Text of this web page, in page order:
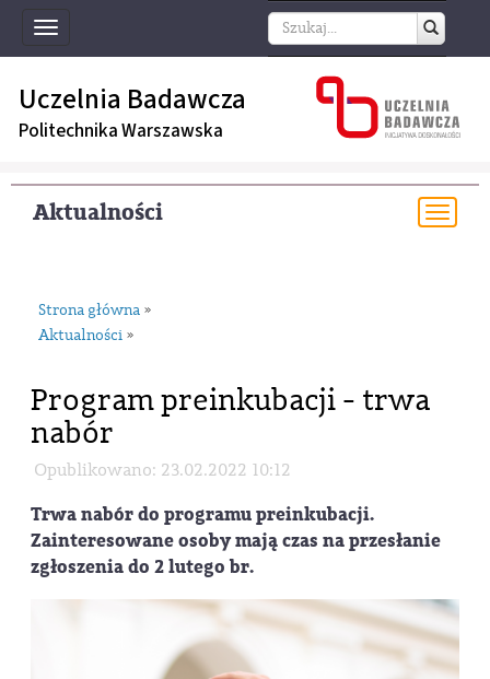
Toggle
navigation
Uczelnia Badawcza
Politechnika Warszawska
Aktualności
Strona główna »
Aktualności »
Program preinkubacji - trwa
nabór
Opublikowano: 23.02.2022 10:12
Trwa nabór do programu preinkubacji.
Zainteresowane osoby mają czas na przesłanie
zgłoszenia do 2 lutego br.